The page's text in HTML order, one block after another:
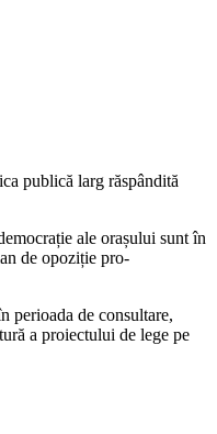
publică larg răspândită
ale orașului sunt în
de opoziție pro-
perioada de consultare,
a proiectului de lege pe